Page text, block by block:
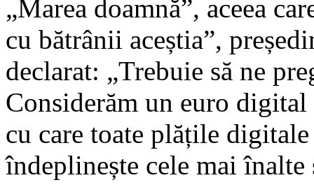
„Marea doamnă”, aceea
cu bătrânii aceștia”,
declarat: „Trebuie să ne
Considerăm un euro
cu care toate plățile
îndeplinește cele mai înalte